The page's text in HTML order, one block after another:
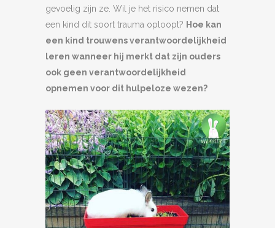
gevoelig zijn ze. Wil je het risico nemen dat
een kind dit soort trauma oploopt? Hoe kan
een kind trouwens verantwoordelijkheid
leren wanneer hij merkt dat zijn ouders
ook geen verantwoordelijkheid
opnemen voor dit hulpeloze wezen?